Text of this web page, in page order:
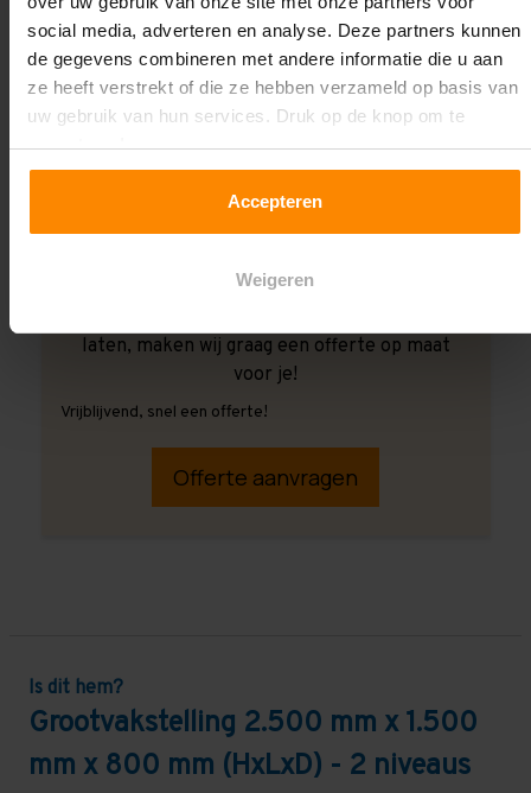
social media, adverteren en analyse. Deze partners kunnen
de gegevens combineren met andere informatie die u aan
ze heeft verstrekt of die ze hebben verzameld op basis van
uw gebruik van hun services. Druk op de knop om te
accepteren!
Accepteren
Weigeren
laten, maken wij graag een offerte op maat
voor je!
Vrijblijvend, snel een offerte!
Offerte aanvragen
Is dit hem?
Grootvakstelling 2.500 mm x 1.500
mm x 800 mm (HxLxD) - 2 niveaus